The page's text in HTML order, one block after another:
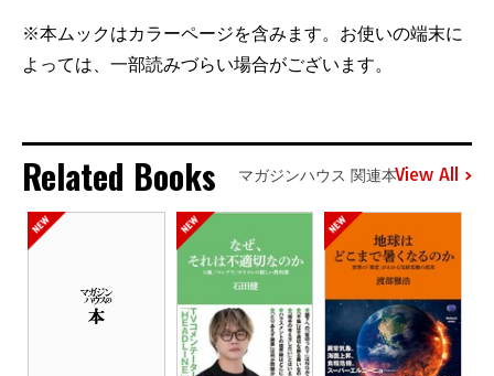
※本ムックはカラーページを含みます。お使いの端末に
よっては、一部読みづらい場合がございます。
Related Books マガジンハウス 関連本View All